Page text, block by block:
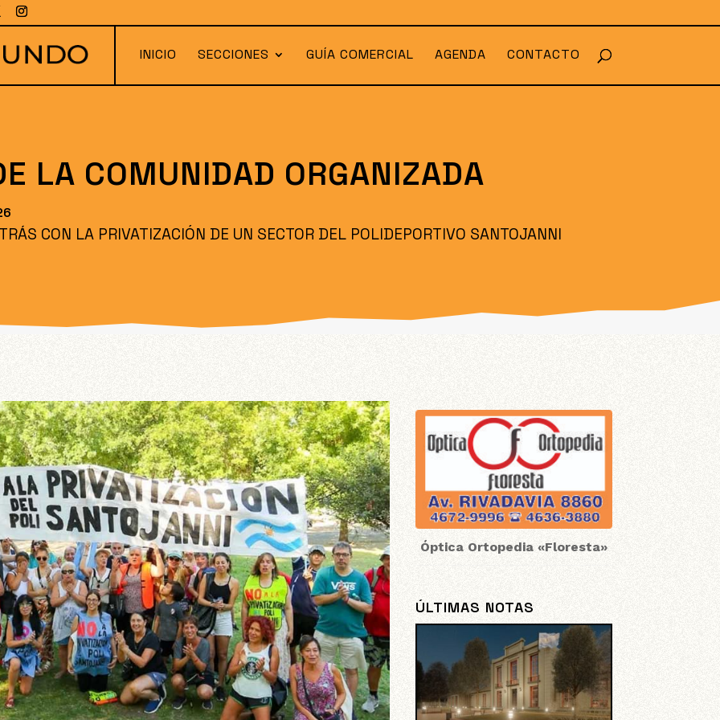
INICIO SECCIONES GUÍA COMERCIAL AGENDA CONTACTO
LA COMUNIDAD ORGANIZADA
CON LA PRIVATIZACIÓN DE UN SECTOR DEL POLIDEPORTIVO SANTOJANNI
Óptica Ortopedia «Floresta»
ÚLTIMAS NOTAS